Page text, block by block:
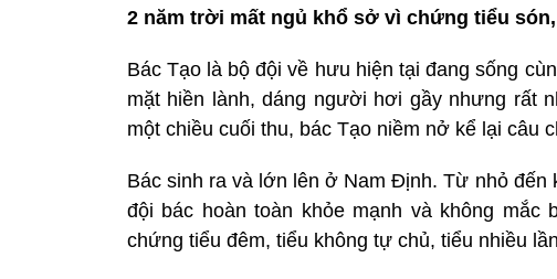
2 năm trời mất ngủ khổ sở vì chứng tiểu
Bác Tạo là bộ đội về hưu hiện tại đang sống
mặt hiền lành, dáng người hơi gầy nhưng rất
một chiều cuối thu, bác Tạo niềm nở kể lại câu
Bác sinh ra và lớn lên ở Nam Định. Từ nhỏ
đội bác hoàn toàn khỏe mạnh và không
chứng tiểu đêm, tiểu không tự chủ, tiểu nhiều